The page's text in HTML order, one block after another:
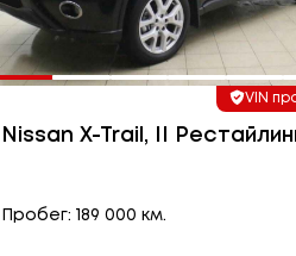
VIN
Nissan X-Trail, II
Пробег: 189 000 км.